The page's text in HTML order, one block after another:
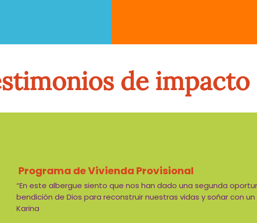
de impacto
Programa de Vivienda Provisional
“En este albergue siento que nos han dado una segunda
bendición de Dios para reconstruir nuestras vidas y soñar con
Karina